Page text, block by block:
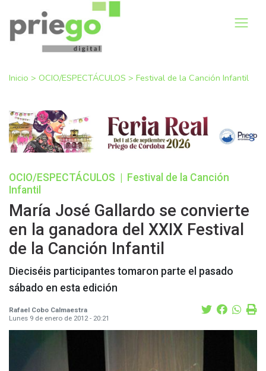
Inicio > OCIO/ESPECTÁCULOS > Festival de la Canción Infantil
OCIO/ESPECTÁCULOS
Festival de la Canción
Infantil
María José Gallardo se convierte
en la ganadora del XXIX Festival
de la Canción Infantil
Dieciséis participantes tomaron parte el pasado
sábado en esta edición
Rafael Cobo Calmaestra
Lunes 9 de enero de 2012 - 20:21